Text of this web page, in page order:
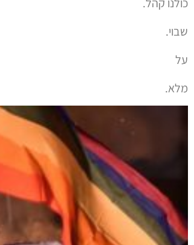
שבוי.
על
מלא.